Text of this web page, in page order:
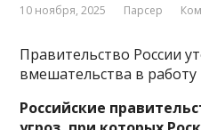
10 ноября, 2025 Парсер
Правительство России
вмешательства в работу
Российские